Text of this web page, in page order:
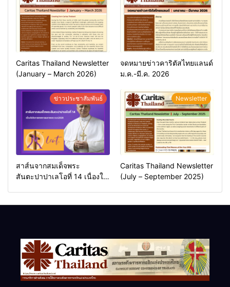
Caritas Thailand Newsletter
(January – March 2026)
จดหมายข่าวคาริตัสไทยแลนด์
ม.ค.-มี.ค. 2026
ข่าวประชาสัมพันธ์
สาส์นจากสมเด็จพระ
สันตะปาปาเลโอที่ 14 เนื่องใน
Newsletter
Caritas Thailand Newsletter
(July – September 2025)